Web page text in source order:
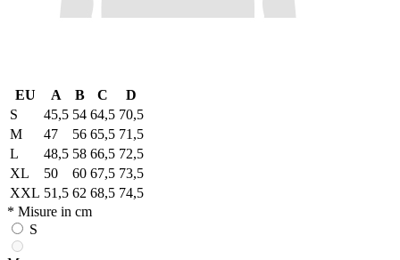
EU A B C
D
S
45,5 54 64,5 70,5
M
47 56 65,5 71,5
L
48,5 58 66,5 72,5
XL
50 60 67,5 73,5
XXL 51,5 62 68,5 74,5
* Misure in cm
S